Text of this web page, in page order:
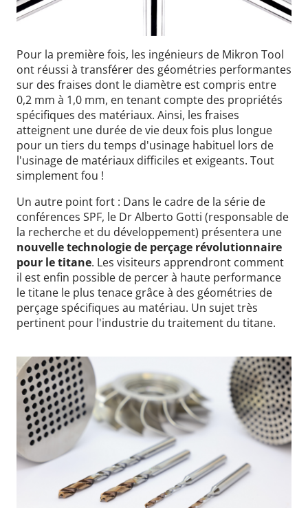
Pour la première fois, les ingénieurs de Mikron Tool
ont réussi à transférer des géométries performantes
sur des fraises dont le diamètre est compris entre
0,2 mm à 1,0 mm, en tenant compte des propriétés
spécifiques des matériaux. Ainsi, les fraises
atteignent une durée de vie deux fois plus longue
pour un tiers du temps d'usinage habituel lors de
l'usinage de matériaux difficiles et exigeants. Tout
simplement fou !
Un autre point fort : Dans le cadre de la série de
conférences SPF, le Dr Alberto Gotti (responsable de
la recherche et du développement) présentera une
nouvelle technologie de perçage révolutionnaire
pour le titane. Les visiteurs apprendront comment
il est enfin possible de percer à haute performance
le titane le plus tenace grâce à des géométries de
perçage spécifiques au matériau. Un sujet très
pertinent pour l'industrie du traitement du titane.